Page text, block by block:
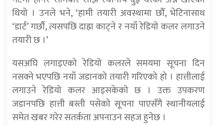
थियो । उनले भने, ‘हामी तयारी अवस्थामा छौँ, भेटिनासाथ
‘डार्ट’ गर्छौ, त्यसपछि दाह्रा काट्ने र नयाँ रेडियो कलर लगाउने
तयारी छ ।’
यसअघि लगाइएको रेडियो कलरले समयमा सूचना दिन
नसक्ने भएपछि नयाँ जडानको तयारी गरिएको हो । हात्तीलाई
लगाउने रेडियो कलर आइसकेको छ । उक्त उपकरण
जडानपछि हात्ती बस्ती पसेको सूचना पाएसँगै स्थानीयलाई
समेत खबर गरेर सतर्कता अपनाउन सहज हुनेछ ।